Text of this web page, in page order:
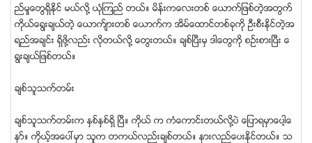
ည္မႈေတြရွိႏိုင္ မယ္လို႔ ယုံၾကည္ တယ္။ မိန္းကေလးတစ္ ေယာက္ျဖစ္တဲ့အတြက္
ကိုယ္ေရြးခ်ယ္တဲ့ ေယာက္်ားတစ္ ေယာက္က အိမ္ေထာင္တစ္ခုကို ဦးစီးႏိုင္တဲ့အ
ရည္အခ်င္း ရွိဖု႔ိလည္း လိုတယ္လို႔ ေတြးတယ္။ ခ်စ္ၿပီးမွ ဒါေတြကို စဥ္းစားၿပီး ေ
ရြးခ်ယ္ျဖစ္တယ္။
ခ်စ္သူသက္တမ္း
ခ်စ္သူသက္တမ္းက ႏွစ္ႏွစ္ရွိ ၿပီ။ ကိုယ္ က ကံေကာင္းတယ္လုိ႔ပဲ ေျပာရမွာေပါ့ေ
နာ္။ ကိုယ့္အေပၚမွာ သူက တကယ္လည္းခ်စ္တယ္။ နားလည္ေပးႏိုင္တယ္။ သ